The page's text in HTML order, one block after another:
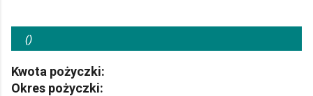
()
Kwota pożyczki:
Okres pożyczki: